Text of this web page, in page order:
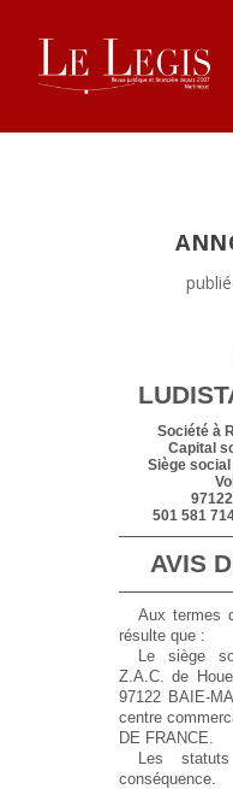
Société à
Capital
Siège social
501 581
AVIS
Aux termes
résulte que :
Le siège
Z.A.C. de
97122 BAIE-
centre
DE FRANCE.
Les
conséquence.